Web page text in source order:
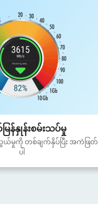
န်နှုန်းစမ်းသပ်မှု
ကို တစ်ချက်နှိပ်ပြီး အကဲဖြတ်
ပါ